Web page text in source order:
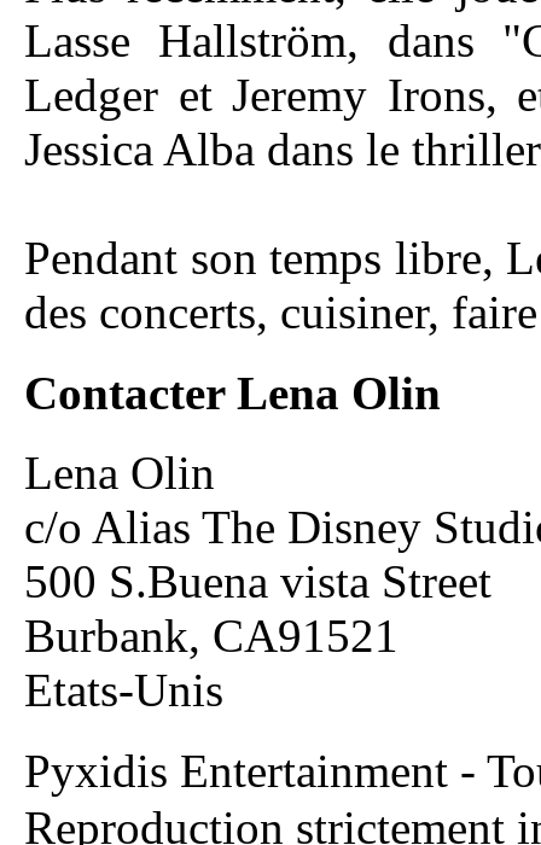
Lasse Hallström, dans
Ledger et Jeremy Irons,
Jessica Alba dans le
Pendant son temps libre,
des concerts, cuisiner,
Contacter Lena Olin
Lena Olin
c/o Alias The Disney
500 S.Buena vista Street
Burbank, CA91521
Etats-Unis
Pyxidis Entertainment -
Reproduction strictement